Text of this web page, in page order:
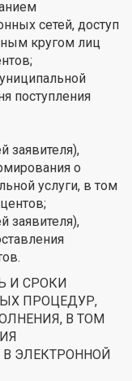
сетей, доступ
кругом лиц
поступления
заявителя),
о
услуги, в том
заявителя),
И СРОКИ
ПРОЦЕДУР,
В ТОМ
ЭЛЕКТРОННОЙ